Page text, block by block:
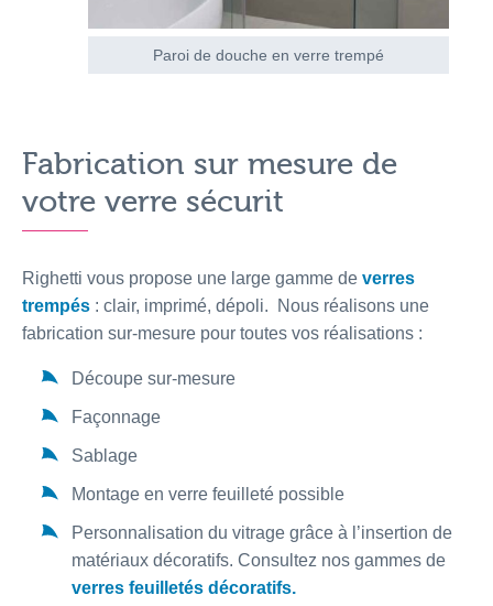
Paroi de douche en verre trempé
Fabrication sur mesure de
votre verre sécurit
Righetti vous propose une large gamme de verres
trempés : clair, imprimé, dépoli. Nous réalisons une
fabrication sur-mesure pour toutes vos réalisations :
Découpe sur-mesure
Façonnage
Sablage
Montage en verre feuilleté possible
Personnalisation du vitrage grâce à l’insertion de
matériaux décoratifs. Consultez nos gammes de
verres feuilletés décoratifs.